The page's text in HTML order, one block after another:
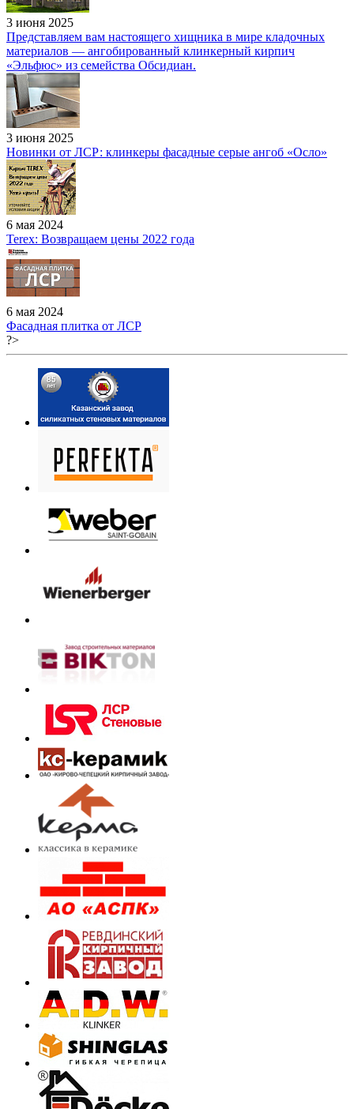
3 июня 2025
Представляем вам настоящего хищника в мире кладочных
материалов — ангобированный клинкерный кирпич
«Эльфюс» из семейства Обсидиан.
3 июня 2025
Новинки от ЛСР: клинкеры фасадные серые ангоб «Осло»
6 мая 2024
Terex: Возвращаем цены 2022 года
6 мая 2024
Фасадная плитка от ЛСР
?>